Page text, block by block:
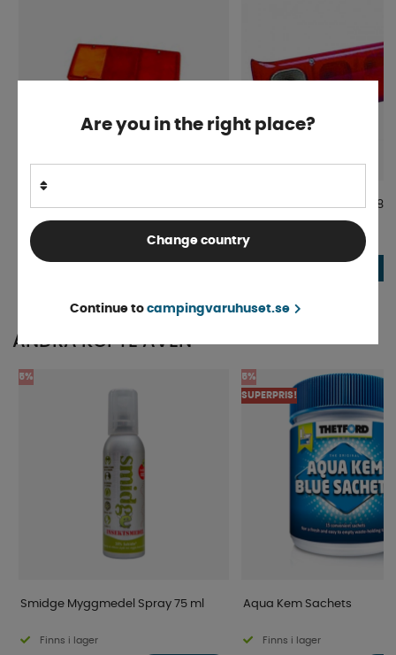
Reservglas till Trekammarlykta
TALMU
Bakbelysning Jokon E1 785
ANDRA KÖPTE ÄVEN
5%
Smidge Myggmedel Spray 75 ml
Finns i lager
5%
SUPERPRIS!
Aqua Kem Sachets
Finns i lager
Are you in the right place?
Change country
Continue to campingvaruhuset.se